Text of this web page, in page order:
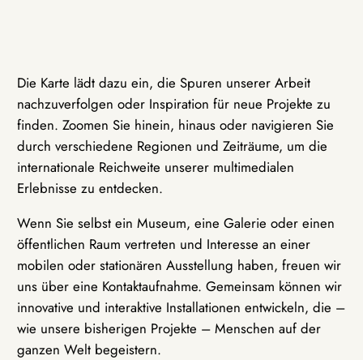
Die Karte lädt dazu ein, die Spuren unserer Arbeit
nachzuverfolgen oder Inspiration für neue Projekte zu
finden. Zoomen Sie hinein, hinaus oder navigieren Sie
durch verschiedene Regionen und Zeiträume, um die
internationale Reichweite unserer multimedialen
Erlebnisse zu entdecken.
Wenn Sie selbst ein Museum, eine Galerie oder einen
öffentlichen Raum vertreten und Interesse an einer
mobilen oder stationären Ausstellung haben, freuen wir
uns über eine Kontaktaufnahme. Gemeinsam können wir
innovative und interaktive Installationen entwickeln, die –
wie unsere bisherigen Projekte – Menschen auf der
ganzen Welt begeistern.